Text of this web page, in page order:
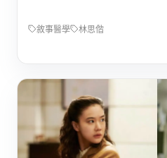
敘事醫學 林思偕